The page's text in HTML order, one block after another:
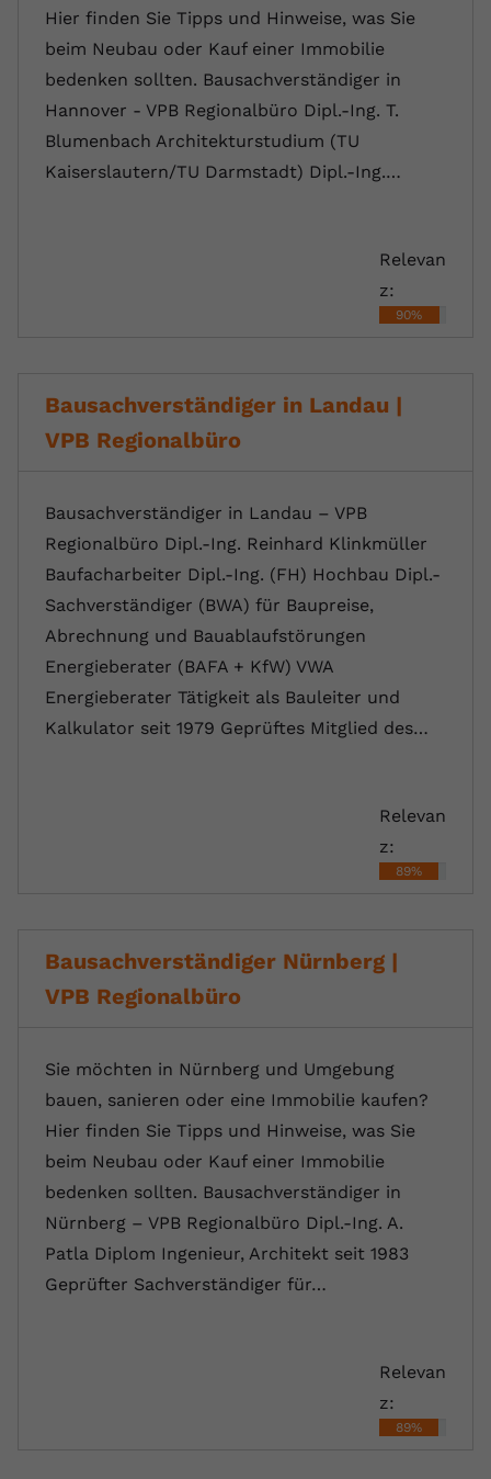
Hier finden Sie Tipps und Hinweise, was Sie
beim Neubau oder Kauf einer Immobilie
bedenken sollten. Bausachverständiger in
Hannover - VPB Regionalbüro Dipl.-Ing. T.
Blumenbach Architekturstudium (TU
Kaiserslautern/TU Darmstadt) Dipl.-Ing.…
Relevan
z:
90%
Bausachverständiger in Landau |
VPB Regionalbüro
Bausachverständiger in Landau – VPB
Regionalbüro Dipl.-Ing. Reinhard Klinkmüller
Baufacharbeiter Dipl.-Ing. (FH) Hochbau Dipl.-
Sachverständiger (BWA) für Baupreise,
Abrechnung und Bauablaufstörungen
Energieberater (BAFA + KfW) VWA
Energieberater Tätigkeit als Bauleiter und
Kalkulator seit 1979 Geprüftes Mitglied des…
Relevan
z:
89%
Bausachverständiger Nürnberg |
VPB Regionalbüro
Sie möchten in Nürnberg und Umgebung
bauen, sanieren oder eine Immobilie kaufen?
Hier finden Sie Tipps und Hinweise, was Sie
beim Neubau oder Kauf einer Immobilie
bedenken sollten. Bausachverständiger in
Nürnberg – VPB Regionalbüro Dipl.-Ing. A.
Patla Diplom Ingenieur, Architekt seit 1983
Geprüfter Sachverständiger für…
Relevan
z:
89%